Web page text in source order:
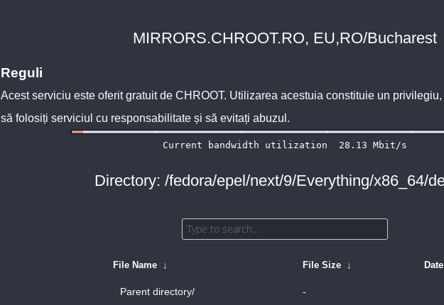
MIRRORS.CHROOT.RO, EU,RO/Bucharest
Reguli
Acest serviciu este oferit gratuit de CHROOT. Utilizarea acestuia constituie un
să folosiți serviciul cu responsabilitate și să evitați abuzul.
Directory: /fedora/epel/next/9/Everything/x86_64/
File Name ↓ File Size ↓ Date
Parent directory/ -